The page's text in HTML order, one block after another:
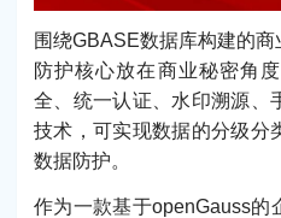
围绕GBASE数据库构建的
防护核心放在商业秘密角
全、统一认证、水印溯源、
技术，可实现数据的分级分
数据防护。
作为一款基于openGauss的